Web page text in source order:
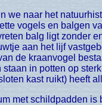
vogels en balgen
balg ligt zonder
aan het lijf
de kraanvogel
staan in potten op
kast ruikt) heeft
met schildpadden